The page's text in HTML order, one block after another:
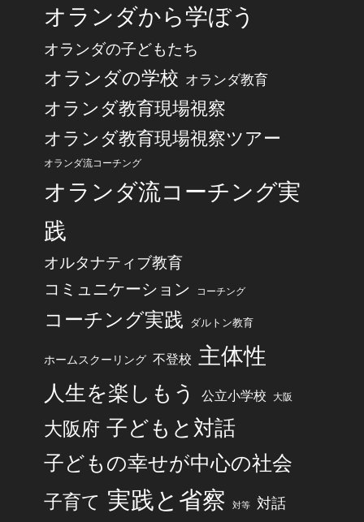
オランダから学ぼう
オランダの子どもたち
オランダの学校 オランダ教育
オランダ教育現場視察
オランダ教育現場視察ツアー
オランダ流コーチング
オランダ流コーチング実
践
オルタナティブ教育
コミュニケーション コーチング
コーチング実践 ダルトン教育
ホームスクーリング 不登校 主体性
人生を楽しもう 公立小学校 大阪
大阪府 子どもと対話
子どもの幸せが中心の社会
子育て 実践と省察 対等 対話